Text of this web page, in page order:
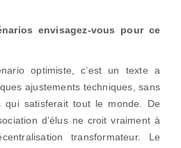
envisagez-vous pour ce
optimiste, c’est un texte a
ajustements techniques, sans
qui satisferait tout le monde. De
d’élus ne croit vraiment à
transformateur. Le